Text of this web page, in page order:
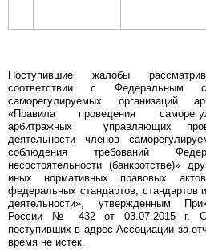
Поступившие жалобы
соответствии с Федеральным
саморегулируемых организаций
«Правила проведения
арбитражных управляющих
деятельности членов
соблюдения требований
несостоятельности (банкротстве)»
иных нормативных правовых
федеральных стандартов, стандартов
деятельности», утвержденным
России № 432 от 03.07.2015 г.
поступивших в адрес Ассоциации за
время не истек.